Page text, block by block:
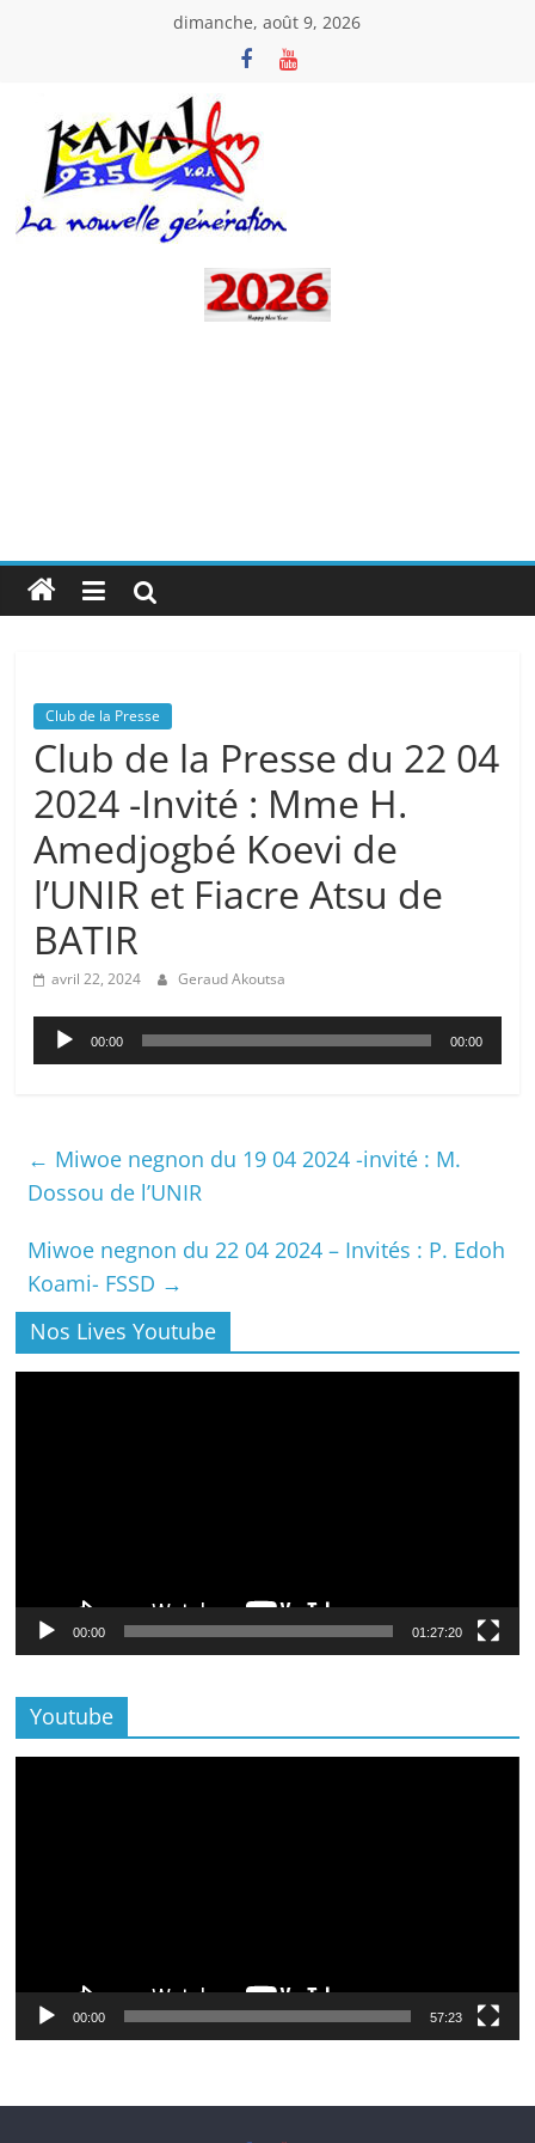
dimanche, août 9, 2026
Kanal
Club de la Presse
Club de la Presse du 22 04
2024 -Invité : Mme H.
Amedjogbé Koevi de
l’UNIR et Fiacre Atsu de
BATIR
avril 22, 2024 Geraud Akoutsa
Lecteur
audio
00:00 00:00
← Miwoe negnon du 19 04 2024 -invité : M.
Dossou de l’UNIR
Miwoe negnon du 22 04 2024 – Invités : P. Edoh
Koami- FSSD →
Nos Lives Youtube
00:00 01:27:20
Youtube
00:00 57:23